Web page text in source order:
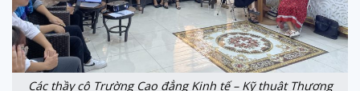
Các thầy cô Trường Cao đẳng Kinh tế – Kỹ thuật Thương